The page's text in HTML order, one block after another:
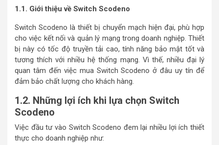
1.1. Giới thiệu về Switch Scodeno
Switch Scodeno là thiết bị chuyển mạch hiện đại, phù hợp
cho việc kết nối và quản lý mạng trong doanh nghiệp. Thiết
bị này có tốc độ truyền tải cao, tính năng bảo mật tốt và
tương thích với nhiều hệ thống mạng. Vì thế, nhiều đại lý
quan tâm đến việc mua Switch Scodeno ở đâu uy tín để
đảm bảo chất lượng cho khách hàng.
1.2. Những lợi ích khi lựa chọn Switch
Scodeno
Việc đầu tư vào Switch Scodeno đem lại nhiều lợi ích thiết
thực cho doanh nghiệp như: